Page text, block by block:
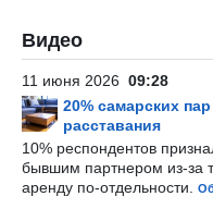
Видео
11 июня 2026 09:28
20% самарских
расставания
10% респондентов
бывшим партнером из-за
аренду по-отдельности.